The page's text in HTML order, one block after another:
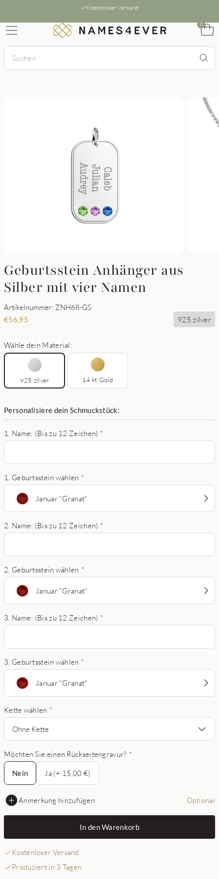
Kostenloser Versand
0
Geburtsstein Anhänger aus
Silber mit vier Namen
Artikelnummer: ZNH68-GS
€56,95 925 zilver
Wähle dein Material:
925 zilver 14 kt Gold
Personalisiere dein Schmuckstück:
1. Name: (Bis zu 12 Zeichen) *
1. Geburtsstein wählen *
Januar "Granat"
2. Name: (Bis zu 12 Zeichen) *
2. Geburtsstein wählen *
Januar "Granat"
3. Name: (Bis zu 12 Zeichen) *
3. Geburtsstein wählen *
Januar "Granat"
Kette wählen *
Ohne Kette
Möchten Sie einen Rückseitengravur? *
Nein
Nein
Ja (+ 15,00 €)
Anmerkung hinzufügen Optional
In den Warenkorb
Kostenloser Versand
Produziert in 3 Tagen